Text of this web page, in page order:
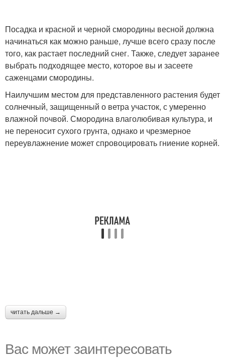
Посадка и красной и черной смородины весной должна
начинаться как можно раньше, лучше всего сразу после
того, как растает последний снег. Также, следует заранее
выбрать подходящее место, которое вы и засеете
саженцами смородины.
Наилучшим местом для представленного растения будет
солнечный, защищенный о ветра участок, с умеренно
влажной почвой. Смородина влаголюбивая культура, и
не переносит сухого грунта, однако и чрезмерное
переувлажнение может спровоцировать гниение корней.
читать дальше →
Вас может заинтересовать